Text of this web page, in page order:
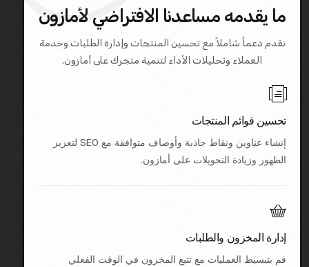
ما يقدمه مساعدنا الافتراضي لأمازون
نقدم دعماً شاملاً مع تحسين المنتجات وإدارة الطلبات وخدمة
العملاء وتحليلات الأداء لتنمية متجرك على أمازون.
تحسين قوائم المنتجات
إنشاء عناوين ونقاط جاذبة وأوصاف متوافقة مع SEO لتعزيز
الظهور وزيادة التحويلات على أمازون.
إدارة المخزون والطلبات
قم بتبسيط العمليات مع تتبع المخزون في الوقت الفعلي